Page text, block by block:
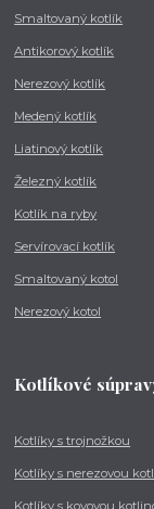
Smaltovaný kotlík
Antikorový kotlík
Nerezový kotlík
Medený kotlík
Liatinový kotlík
Železný kotlík
Kotlík na ryby
Servírovací kotlík
Smaltovaný kotol
Nerezový kotol
Kotlíkové
Kotlíky s trojnožkou
Kotlíky s nerezovou
Kotlíky s kovovou